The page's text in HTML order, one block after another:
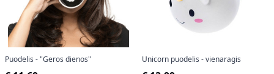
Puodelis - "Geros dienos" Unicorn puodelis - vienaragis